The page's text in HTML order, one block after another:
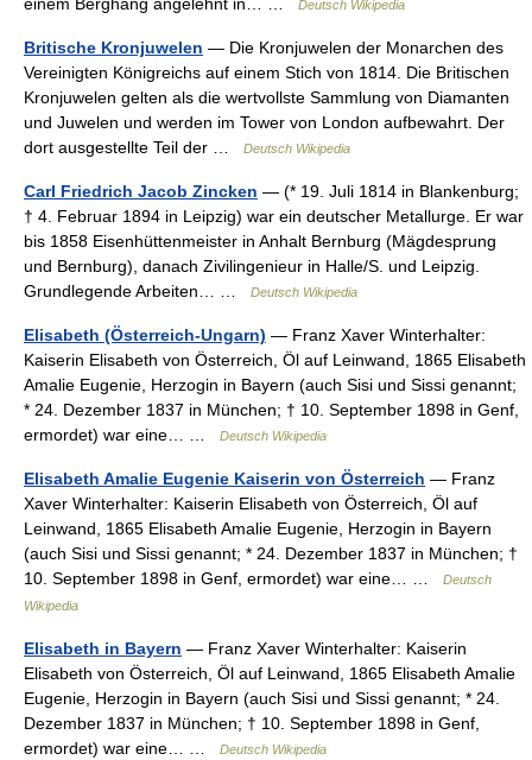
Deutsch Wikipedia
Britische Kronjuwelen — Die Kronjuwelen der Monarchen des
Vereinigten Königreichs auf einem Stich von 1814. Die Britischen
Kronjuwelen gelten als die wertvollste Sammlung von Diamanten
und Juwelen und werden im Tower von London aufbewahrt. Der
dort ausgestellte Teil der …
Deutsch Wikipedia
Carl Friedrich Jacob Zincken — (* 19. Juli 1814 in Blankenburg;
† 4. Februar 1894 in Leipzig) war ein deutscher Metallurge. Er war
bis 1858 Eisenhüttenmeister in Anhalt Bernburg (Mägdesprung
und Bernburg), danach Zivilingenieur in Halle/S. und Leipzig.
Grundlegende Arbeiten… …
Deutsch Wikipedia
Elisabeth (Österreich-Ungarn) — Franz Xaver Winterhalter:
Kaiserin Elisabeth von Österreich, Öl auf Leinwand, 1865 Elisabeth
Amalie Eugenie, Herzogin in Bayern (auch Sisi und Sissi genannt;
* 24. Dezember 1837 in München; † 10. September 1898 in Genf,
ermordet) war eine… …
Deutsch Wikipedia
Elisabeth Amalie Eugenie Kaiserin von Österreich — Franz
Xaver Winterhalter: Kaiserin Elisabeth von Österreich, Öl auf
Leinwand, 1865 Elisabeth Amalie Eugenie, Herzogin in Bayern
(auch Sisi und Sissi genannt; * 24. Dezember 1837 in München; †
10. September 1898 in Genf, ermordet) war eine… …
Deutsch
Wikipedia
Elisabeth in Bayern — Franz Xaver Winterhalter: Kaiserin
Elisabeth von Österreich, Öl auf Leinwand, 1865 Elisabeth Amalie
Eugenie, Herzogin in Bayern (auch Sisi und Sissi genannt; * 24.
Dezember 1837 in München; † 10. September 1898 in Genf,
ermordet) war eine… …
Deutsch Wikipedia